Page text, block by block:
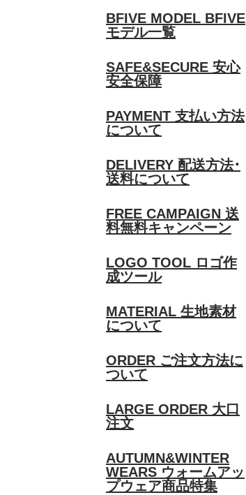
BFIVE MODEL BFIVE
モデル一覧
SAFE&SECURE 安心
安全保障
PAYMENT 支払い方法
について
DELIVERY 配送方法･
送料について
FREE CAMPAIGN 送
料無料キャンペーン
LOGO TOOL ロゴ作
成ツール
MATERIAL 生地素材
について
ORDER ご注文方法に
ついて
LARGE ORDER 大口
注文
AUTUMN&WINTER
WEARS ウォームアッ
プウェア商品特集